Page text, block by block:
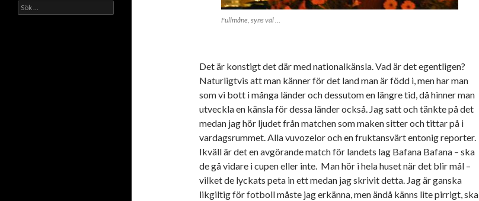
Fullmåne, syns väl …
Det är konstigt det där med nationalkänsla. Vad är det egentligen?
Naturligtvis att man känner för det land man är född i, men har man
som vi bott i många länder och dessutom en längre tid, då hinner man
utveckla en känsla för dessa länder också. Jag satt och tänkte på det
medan jag hör ljudet från matchen som maken sitter och tittar på i
vardagsrummet. Alla vuvozelor och en fruktansvärt entonig reporter.
Ikväll är det en avgörande match för landets lag Bafana Bafana – ska
de gå vidare i cupen eller inte. Man hör i hela huset när det blir mål –
vilket de lyckats peta in ett medan jag skrivit detta. Jag är ganska
likgiltig för fotboll måste jag erkänna, men ändå känns lite pirrigt, ska
Sök
efter: